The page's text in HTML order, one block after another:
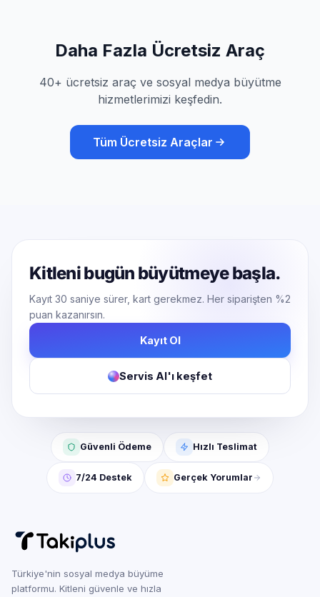
Daha Fazla Ücretsiz Araç
40+ ücretsiz araç ve sosyal medya büyütme
hizmetlerimizi keşfedin.
Tüm Ücretsiz Araçlar
Kitleni bugün büyütmeye başla.
Kayıt 30 saniye sürer, kart gerekmez. Her siparişten %2
puan kazanırsın.
Kayıt Ol
Servis AI'ı keşfet
Güvenli Ödeme Hızlı Teslimat
7/24 Destek Gerçek Yorumlar
Türkiye'nin sosyal medya büyüme
platformu. Kitleni güvenle ve hızla